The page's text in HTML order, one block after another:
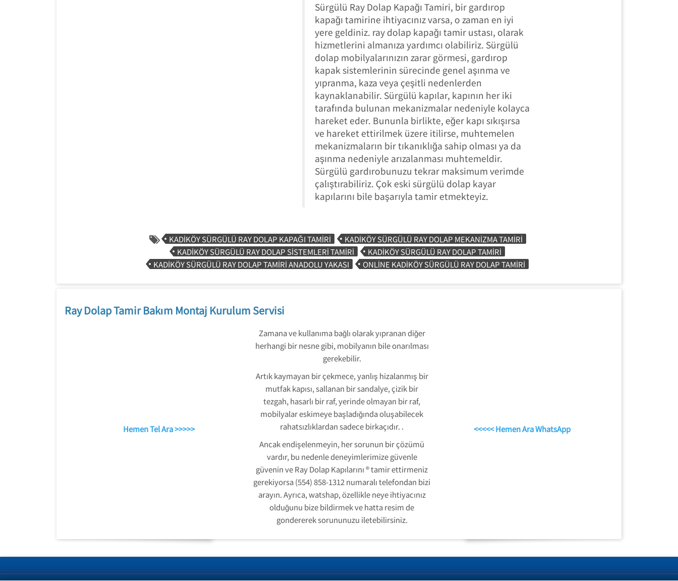
Sürgülü Ray Dolap Kapağı Tamiri, bir gardırop
kapağı tamirine ihtiyacınız varsa, o zaman en iyi
yere geldiniz. ray dolap kapağı tamir ustası, olarak
hizmetlerini almanıza yardımcı olabiliriz. Sürgülü
dolap mobilyalarınızın zarar görmesi, gardırop
kapak sistemlerinin sürecinde genel aşınma ve
yıpranma, kaza veya çeşitli nedenlerden
kaynaklanabilir. Sürgülü kapılar, kapının her iki
tarafında bulunan mekanizmalar nedeniyle kolayca
hareket eder. Bununla birlikte, eğer kapı sıkışırsa
ve hareket ettirilmek üzere itilirse, muhtemelen
mekanizmaların bir tıkanıklığa sahip olması ya da
aşınma nedeniyle arızalanması muhtemeldir.
Sürgülü gardırobunuzu tekrar maksimum verimde
çalıştırabiliriz. Çok eski sürgülü dolap kayar
kapılarını bile başarıyla tamir etmekteyiz.
KADIKÖY SÜRGÜLÜ RAY DOLAP KAPAĞI TAMIRI
KADIKÖY SÜRGÜLÜ RAY DOLAP MEKANIZMA TAMIRI
KADIKÖY SÜRGÜLÜ RAY DOLAP SISTEMLERI TAMIRI
KADIKÖY SÜRGÜLÜ RAY DOLAP TAMIRI
KADIKÖY SÜRGÜLÜ RAY DOLAP TAMIRI ANADOLU YAKASI
ONLINE KADIKÖY SÜRGÜLÜ RAY DOLAP TAMIRI
Ray Dolap Tamir Bakım Montaj Kurulum Servisi
Hemen Tel Ara >>>>>
Zamana ve kullanıma bağlı olarak yıpranan diğer
herhangi bir nesne gibi, mobilyanın bile onarılması
gerekebilir.
Artık kaymayan bir çekmece, yanlış hizalanmış bir
mutfak kapısı, sallanan bir sandalye, çizik bir
tezgah, hasarlı bir raf, yerinde olmayan bir raf,
mobilyalar eskimeye başladığında oluşabilecek
rahatsızlıklardan sadece birkaçıdır. .
Ancak endişelenmeyin, her sorunun bir çözümü
vardır, bu nedenle deneyimlerimize güvenle
güvenin ve Ray Dolap Kapılarını ® tamir ettirmeniz
gerekiyorsa (554) 858-1312 numaralı telefondan bizi
arayın. Ayrıca, watshap, özellikle neye ihtiyacınız
olduğunu bize bildirmek ve hatta resim de
gondererek sorununuzu iletebilirsiniz.
<<<<< Hemen Ara WhatsApp